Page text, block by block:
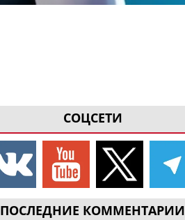
СОЦСЕТИ
ПОСЛЕДНИЕ КОММЕНТАРИИ